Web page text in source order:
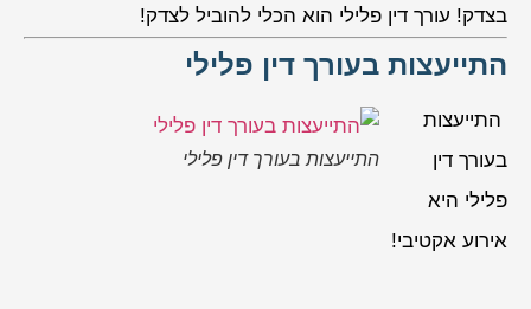
בצדק! עורך דין פלילי הוא הכלי להוביל לצדק!
התייעצות בעורך דין פלילי
התייעצות בעורך דין פלילי
התייעצות
בעורך דין
פלילי היא
אירוע אקטיבי!